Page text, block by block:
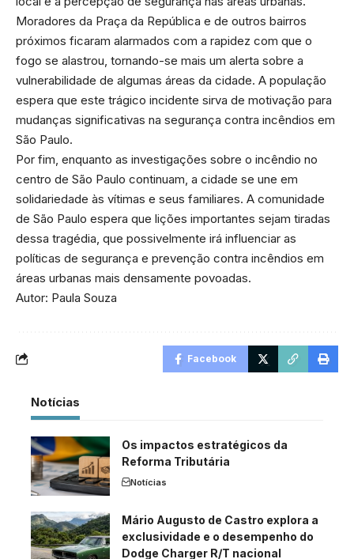
Moradores da Praça da República e de outros bairros
próximos ficaram alarmados com a rapidez com que o
fogo se alastrou, tornando-se mais um alerta sobre a
vulnerabilidade de algumas áreas da cidade. A população
espera que este trágico incidente sirva de motivação para
mudanças significativas na segurança contra incêndios em
São Paulo.
Por fim, enquanto as investigações sobre o incêndio no
centro de São Paulo continuam, a cidade se une em
solidariedade às vítimas e seus familiares. A comunidade
de São Paulo espera que lições importantes sejam tiradas
dessa tragédia, que possivelmente irá influenciar as
políticas de segurança e prevenção contra incêndios em
áreas urbanas mais densamente povoadas.
Autor: Paula Souza
Facebook
Notícias
Os impactos estratégicos da
Reforma Tributária
Notícias
Mário Augusto de Castro explora a
exclusividade e o desempenho do
Dodge Charger R/T nacional